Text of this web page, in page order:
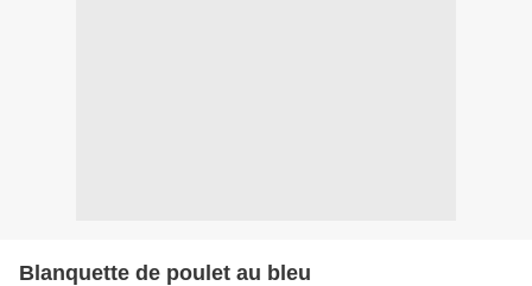
Blanquette de poulet au bleu